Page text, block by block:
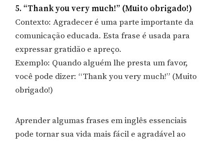
5. “Thank you very much!” (Muito obrigado!)
Contexto: Agradecer é uma parte importante da
comunicação educada. Esta frase é usada para
expressar gratidão e apreço.
Exemplo: Quando alguém lhe presta um favor,
você pode dizer: “Thank you very much!” (Muito
obrigado!)
Aprender algumas frases em inglês essenciais
pode tornar sua vida mais fácil e agradável ao